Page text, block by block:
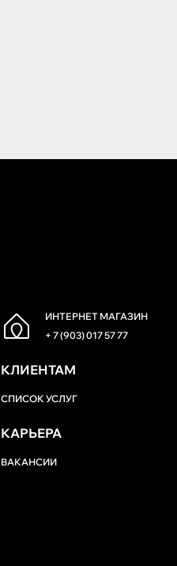
ИНТЕРНЕТ МАГАЗИН
+ 7 (903) 017 57 77
КЛИЕНТАМ
СПИСОК УСЛУГ
КАРЬЕРА
ВАКАНСИИ